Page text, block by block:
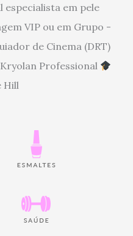
especialista em pele
VIP ou em Grupo -
de Cinema (DRT)
Kryolan Professional
Hill